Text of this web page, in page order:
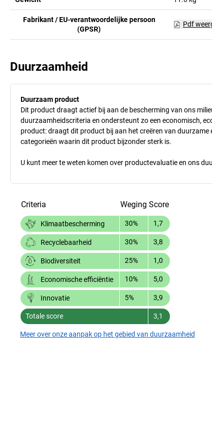
Fabrikant / EU-verantwoordelijke persoon
(GPSR)
Pdf
Duurzaamheid
Duurzaam product
Dit product draagt actief bij aan de bescherming van ons
duurzaamheidscriteria en ondersteunt zo een economisch,
product: draagt dit product bij aan het creëren van
categorieën waarin dit product bijzonder sterk is.
U kunt meer te weten komen over productevaluatie en ons
Criteria Weging Score
Klimaatbescherming 30% 1,7
Recyclebaarheid 30% 3,8
Biodiversiteit 25% 1,0
Economische efficiëntie 10% 5,0
Innovatie 5% 3,9
Totale score 3,1
Meer over onze aanpak op het gebied van duurzaamheid